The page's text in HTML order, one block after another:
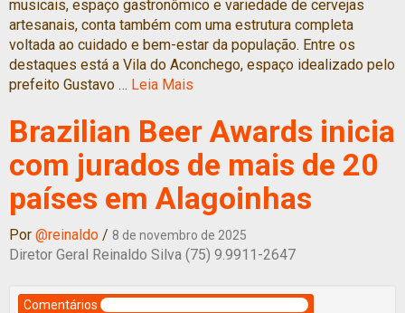
musicais, espaço gastronômico e variedade de cervejas
artesanais, conta também com uma estrutura completa
voltada ao cuidado e bem-estar da população. Entre os
destaques está a Vila do Aconchego, espaço idealizado pelo
prefeito Gustavo … Leia Mais
Brazilian Beer Awards inicia
com jurados de mais de 20
países em Alagoinhas
Por @reinaldo / 8 de novembro de 2025
Diretor Geral Reinaldo Silva (75) 9.9911-2647
Comentários